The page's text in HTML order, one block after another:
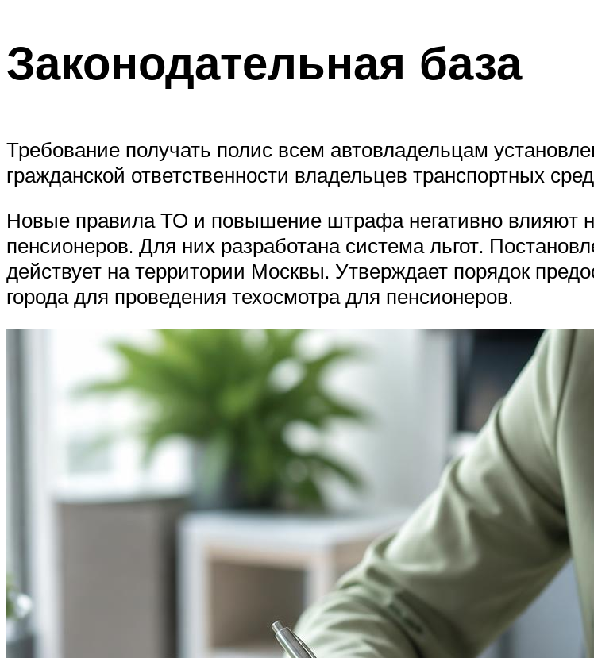
Законодательная база
Требование получать полис всем автовладельцам
гражданской ответственности владельцев транспортных
Новые правила ТО и повышение штрафа негативно влияют
пенсионеров. Для них разработана система льгот.
действует на территории Москвы. Утверждает порядок
города для проведения техосмотра для пенсионеров.